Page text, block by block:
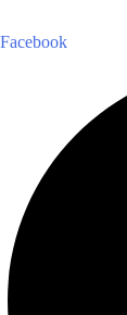
Facebook